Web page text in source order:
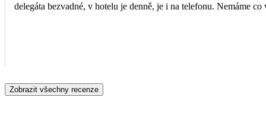
delegáta bezvadné, v hotelu je denně, je i na telefonu. Nemáme
Zobrazit všechny recenze